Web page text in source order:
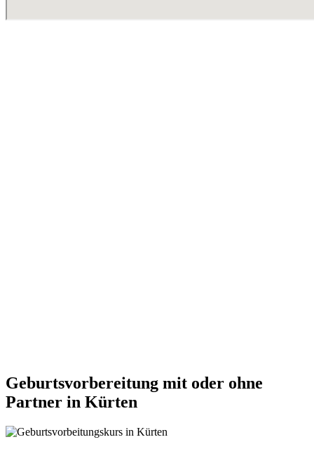
Geburtsvorbereitung mit oder ohne
Partner in Kürten